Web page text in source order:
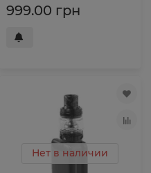
999.00 грн
Нет в наличии